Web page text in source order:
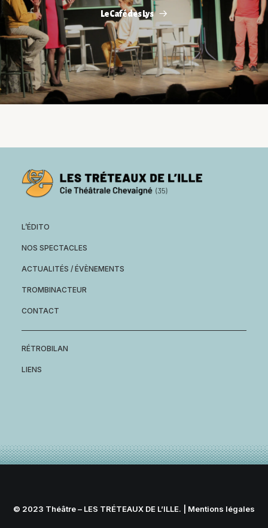
Le Café des Lys
L’ÉDITO
NOS SPECTACLES
ACTUALITÉS / ÉVÈNEMENTS
TROMBINACTEUR
CONTACT
RÉTROBILAN
LIENS
© 2023 Théâtre – LES TRÉTEAUX DE L’ILLE. | Mentions légales